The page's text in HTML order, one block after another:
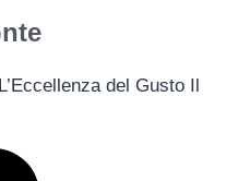
del Gusto Il